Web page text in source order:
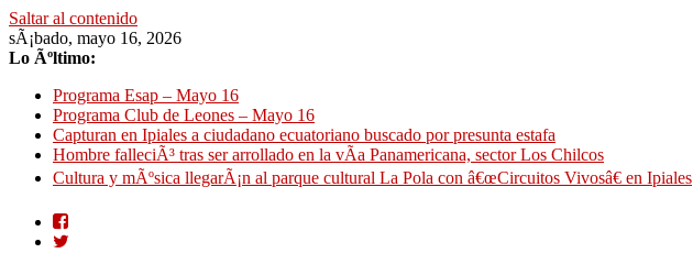
Saltar al contenido
sÃ¡bado, mayo 16, 2026
Lo Ãºltimo:
Programa Esap – Mayo 16
Programa Club de Leones – Mayo 16
Capturan en Ipiales a ciudadano ecuatoriano buscado por presunta estafa
Hombre falleciÃ³ tras ser arrollado en la vÃ­a Panamericana, sector Los Chilcos
Cultura y mÃºsica llegarÃ¡n al parque cultural La Pola con â€œCircuitos Vivosâ€ en Ipiales